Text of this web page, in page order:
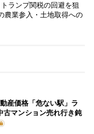
ランプ関税の回避を狙
業参入・土地取得への
動産価格「危ない駅」ラ
古マンション売れ行き鈍